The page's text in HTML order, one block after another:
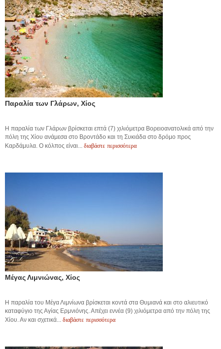
Παραλία των Γλάρων, Χίος
Η παραλία των Γλάρων βρίσκεται επτά (7) χιλιόμετρα Βορειοανατολικά από την
πόλη της Χίου ανάμεσα στο Βροντάδο και τη Συκιάδα στο δρόμο προς
Καρδάμυλα. Ο κόλπος είναι... διαβάστε περισσότερα
Μέγας Λιμνιώνας, Χίος
Η παραλία του Μέγα Λιμνίωνα βρίσκεται κοντά στα Θυμιανά και στο αλιευτικό
καταφύγιο της Αγίας Ερμνιόνης. Απέχει εννέα (9) χιλιόμετρα από την πόλη της
Χίου. Αν και σχετικά... διαβάστε περισσότερα